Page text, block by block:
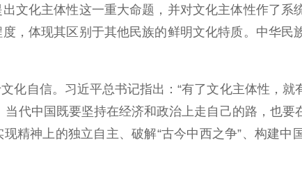
文化主体性这一重大命题，并对文化主体性作了系
，体现其区别于其他民族的鲜明文化特质。中华民
自信。习近平总书记指出：“有了文化主体性，就
代中国既要坚持在经济和政治上走自己的路，也
精神上的独立自主、破解“古今中西之争”、构建